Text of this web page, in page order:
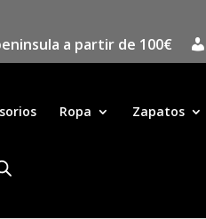
a partir de 100€
Ropa Zapatos